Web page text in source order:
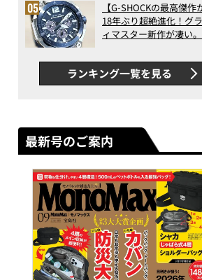
った！
【G-SHOCKの最高傑作
18年ぶり超絶進化！グ
ィマスター新作が凄い
新ムーブメントの衝撃
ランキング一覧を見る
最新号のご案内